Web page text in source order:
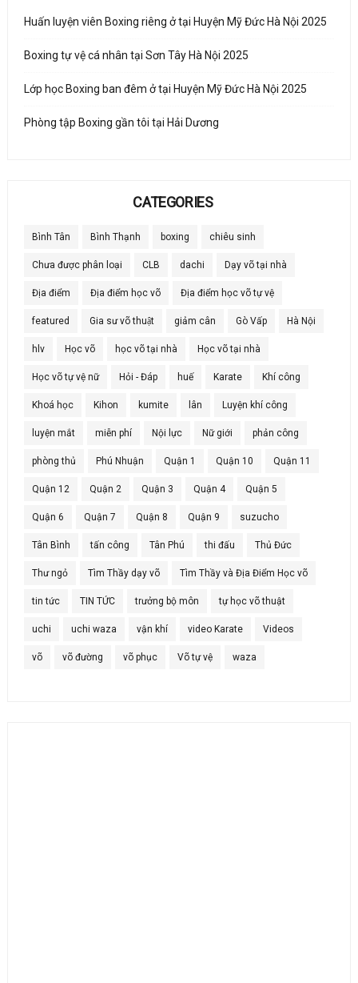
Huấn luyện viên Boxing riêng ở tại Huyện Mỹ Đức Hà Nội 2025
Boxing tự vệ cá nhân tại Sơn Tây Hà Nội 2025
Lớp học Boxing ban đêm ở tại Huyện Mỹ Đức Hà Nội 2025
Phòng tập Boxing gần tôi tại Hải Dương
CATEGORIES
Bình Tân Bình Thạnh boxing chiêu sinh
Chưa được phân loại CLB dachi Dạy võ tại nhà
Địa điểm Địa điểm học võ Địa điểm học võ tự vệ
featured Gia sư võ thuật giảm cân Gò Vấp Hà Nội
hlv Học võ học võ tại nhà Học võ tại nhà
Học võ tự vệ nữ Hỏi - Đáp huế Karate Khí công
Khoá học Kihon kumite lân Luyện khí công
luyện mắt miễn phí Nội lực Nữ giới phản công
phòng thủ Phú Nhuận Quận 1 Quận 10 Quận 11
Quận 12 Quận 2 Quận 3 Quận 4 Quận 5
Quận 6 Quận 7 Quận 8 Quận 9 suzucho
Tân Bình tấn công Tân Phú thi đấu Thủ Đức
Thư ngỏ Tìm Thầy dạy võ Tìm Thầy và Địa Điểm Học võ
tin tức TIN TỨC trưởng bộ môn tự học võ thuật
uchi uchi waza vận khí video Karate Videos
võ võ đường võ phục Võ tự vệ waza